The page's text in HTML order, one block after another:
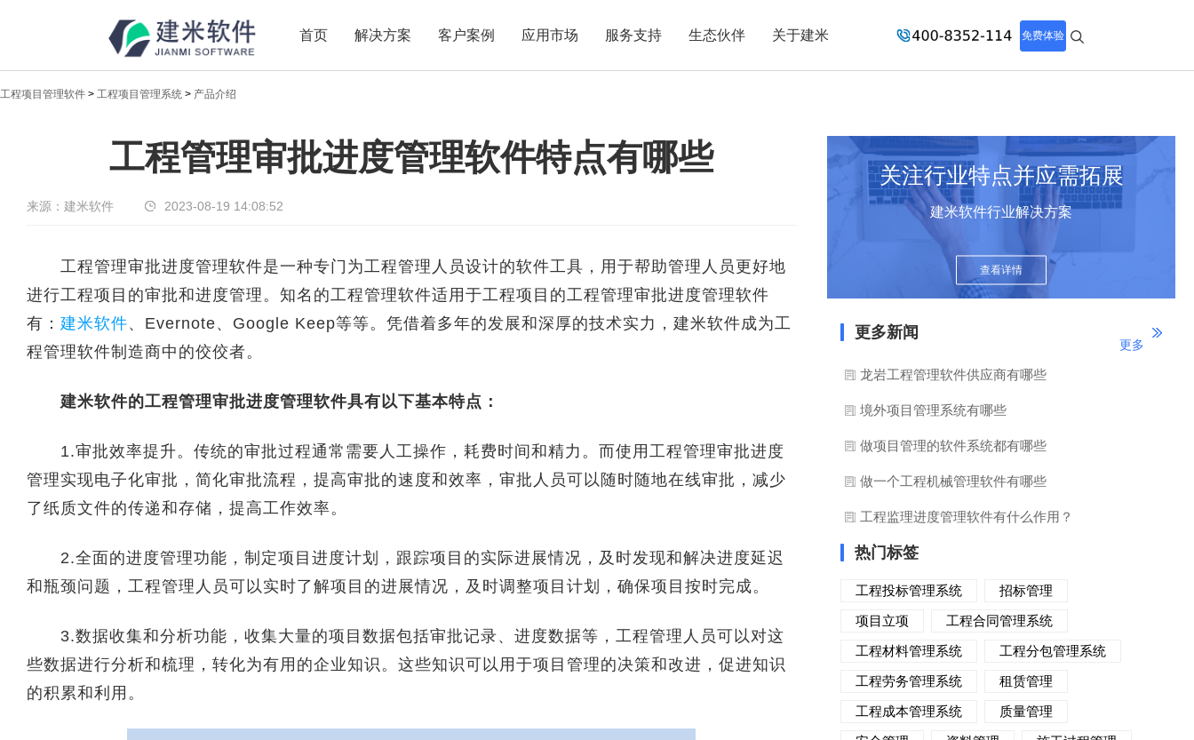
首页 解决方案 客户案例 应用市场 服务支持 生态伙伴 关于建米 免费体验
新闻中心
传递实时热点，共享商业价值
工程项目管理软件 > 工程项目管理系统 > 产品介绍
工程管理审批进度管理软件特点有哪些
来源：建米软件 2023-08-19 14:08:52
工程管理审批进度管理软件是一种专门为工程管理人员设计的软件工具，用于帮助管理人员更好地
进行工程项目的审批和进度管理。知名的工程管理软件适用于工程项目的工程管理审批进度管理软件
有： 建米软件、Evernote、Google Keep等等。凭借着多年的发展和深厚的技术实力，建米软件成为工
程管理软件制造商中的佼佼者。
建米软件的工程管理审批进度管理软件具有以下基本特点：
1.审批效率提升。传统的审批过程通常需要人工操作，耗费时间和精力。而使用工程管理审批进度
管理实现电子化审批，简化审批流程，提高审批的速度和效率，审批人员可以随时随地在线审批，减少
了纸质文件的传递和存储，提高工作效率。
2.全面的进度管理功能，制定项目进度计划，跟踪项目的实际进展情况，及时发现和解决进度延迟
和瓶颈问题，工程管理人员可以实时了解项目的进展情况，及时调整项目计划，确保项目按时完成。
3.数据收集和分析功能，收集大量的项目数据包括审批记录、进度数据等，工程管理人员可以对这
些数据进行分析和梳理，转化为有用的企业知识。这些知识可以用于项目管理的决策和改进，促进知识
的积累和利用。
关注行业特点并应需拓展
建米软件行业解决方案
查看详情
更多新闻
更多
龙岩工程管理软件供应商有哪些
境外项目管理系统有哪些
做项目管理的软件系统都有哪些
做一个工程机械管理软件有哪些
工程监理进度管理软件有什么作用？
热门标签
工程投标管理系统
招标管理
项目立项
工程合同管理系统
工程材料管理系统
工程分包管理系统
工程劳务管理系统
租赁管理
工程成本管理系统
质量管理